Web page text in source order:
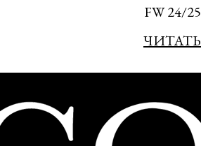
FW 24/25
ЧИТАТЬ
с
политикой конфиденциальности
на информационную рассылку